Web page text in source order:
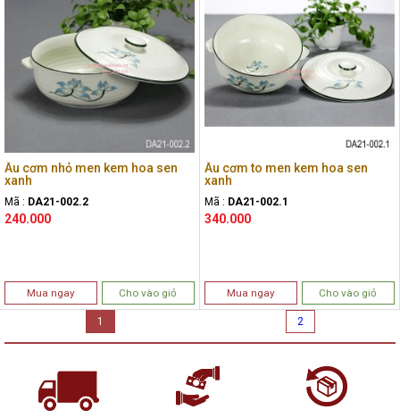
Âu cơm nhỏ men kem hoa sen
xanh
Mã : DA21-002.2
240.000
Mua ngay Cho vào giỏ
Âu cơm to men kem hoa sen
xanh
Mã : DA21-002.1
340.000
Mua ngay Cho vào giỏ
1 2